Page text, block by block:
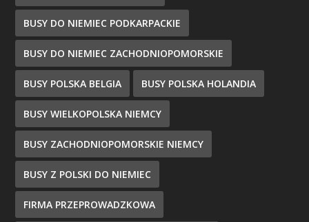
BUSY DO NIEMIEC PODKARPACKIE
BUSY DO NIEMIEC ZACHODNIOPOMORSKIE
BUSY POLSKA BELGIA BUSY POLSKA HOLANDIA
BUSY WIELKOPOLSKA NIEMCY
BUSY ZACHODNIOPOMORSKIE NIEMCY
BUSY Z POLSKI DO NIEMIEC
FIRMA PRZEPROWADZKOWA